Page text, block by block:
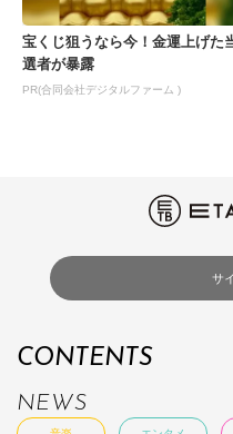
宝くじ狙うなら今！金運上げた
選者が暴露
PR(合同会社デジタルファーム )
サ
CONTENTS
NEWS